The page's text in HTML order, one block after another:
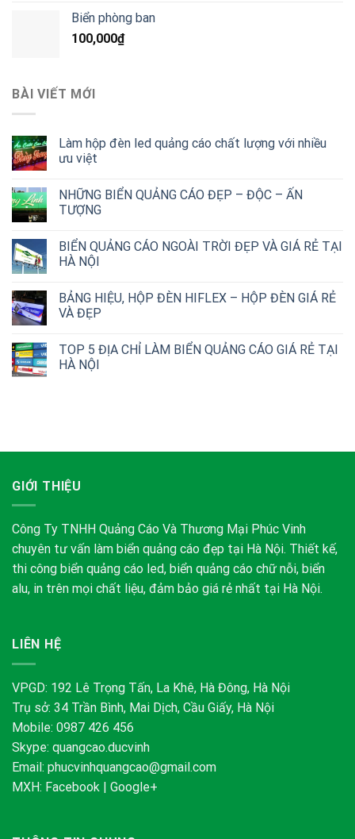
Biển phòng ban
100,000₫
BÀI VIẾT MỚI
Làm hộp đèn led quảng cáo chất lượng với nhiều
ưu việt
NHỮNG BIỂN QUẢNG CÁO ĐẸP – ĐỘC – ẤN
TƯỢNG
BIỂN QUẢNG CÁO NGOÀI TRỜI ĐẸP VÀ GIÁ RẺ TẠI
HÀ NỘI
BẢNG HIỆU, HỘP ĐÈN HIFLEX – HỘP ĐÈN GIÁ RẺ
VÀ ĐẸP
TOP 5 ĐỊA CHỈ LÀM BIỂN QUẢNG CÁO GIÁ RẺ TẠI
HÀ NỘI
GIỚI THIỆU
Công Ty TNHH Quảng Cáo Và Thương Mại Phúc Vinh
chuyên tư vấn làm biển quảng cáo đẹp tại Hà Nội. Thiết kế,
thi công biển quảng cáo led, biển quảng cáo chữ nỗi, biển
alu, in trên mọi chất liệu, đảm bảo giá rẻ nhất tại Hà Nội.
LIÊN HỆ
VPGD: 192 Lê Trọng Tấn, La Khê, Hà Đông, Hà Nội
Trụ sở: 34 Trần Bình, Mai Dịch, Cầu Giấy, Hà Nội
Mobile: 0987 426 456
Skype: quangcao.ducvinh
Email: phucvinhquangcao@gmail.com
MXH: Facebook | Google+